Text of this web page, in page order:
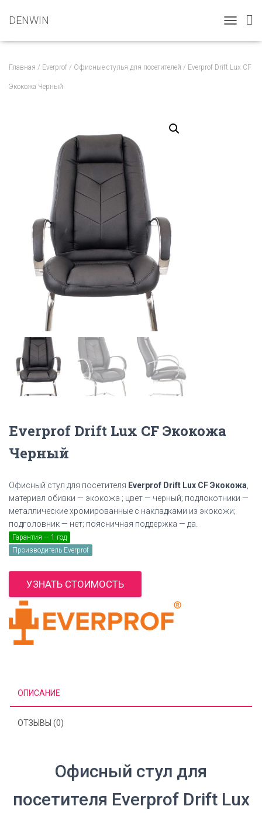
DENWIN
O
G
Главная / Everprof / Офисные стулья для посетителей / Everprof Drift Lux CF
Экокожа Черный
Everprof Drift Lux CF Экокожа
Черный
Офисный стул для посетителя Everprof Drift Lux CF Экокожа
материал обивки — экокожа ; цвет — черный; подлокотники —
металлические хромированные с накладками из экокожи;
подголовник — нет; поясничная поддержка — да.
Гарантия — 1 год
Производитель Everprof
УЗНАТЬ СТОИМОСТЬ
ОПИСАНИЕ
ОТЗЫВЫ (0)
Офисный стул для
посетителя Everprof Drift Lux